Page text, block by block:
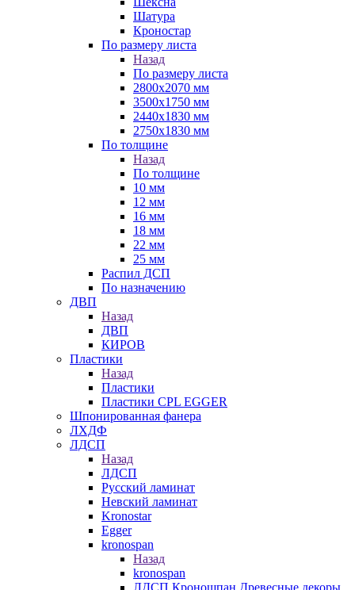
Шатура
Кроностар
По размеру листа
Назад
По размеру листа
2800х2070 мм
3500х1750 мм
2440х1830 мм
2750х1830 мм
По толщине
Назад
По толщине
10 мм
12 мм
16 мм
18 мм
22 мм
25 мм
Распил ДСП
По назначению
ДВП
Назад
ДВП
КИРОВ
Пластики
Назад
Пластики
Пластики CPL EGGER
Шпонированная фанера
ЛХДФ
ЛДСП
Назад
ЛДСП
Русский ламинат
Невский ламинат
Kronostar
Egger
kronospan
Назад
kronospan
ЛДСП Кроношпан Древесные декоры